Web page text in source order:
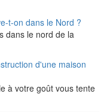
t-on dans le Nord ?
dans le nord de la
d'une maison
à votre goût vous tente